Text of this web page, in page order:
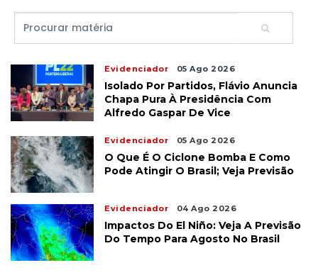
Evidenciador 05 Ago 2026
Isolado Por Partidos, Flávio Anuncia
Chapa Pura À Presidência Com
Alfredo Gaspar De Vice
Evidenciador 05 Ago 2026
O Que É O Ciclone Bomba E Como
Pode Atingir O Brasil; Veja Previsão
Evidenciador 04 Ago 2026
Impactos Do El Niño: Veja A Previsão
Do Tempo Para Agosto No Brasil